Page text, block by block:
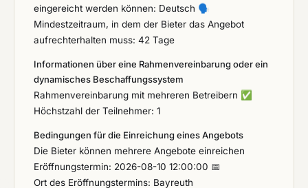
eingereicht werden können: Deutsch 🗣️
Mindestzeitraum, in dem der Bieter das Angebot
aufrechterhalten muss: 42 Tage
Informationen über eine Rahmenvereinbarung oder ein
dynamisches Beschaffungssystem
Rahmenvereinbarung mit mehreren Betreibern ✅
Höchstzahl der Teilnehmer: 1
Bedingungen für die Einreichung eines Angebots
Die Bieter können mehrere Angebote einreichen
Eröffnungstermin: 2026-08-10 12:00:00 📅
Ort des Eröffnungstermins: Bayreuth